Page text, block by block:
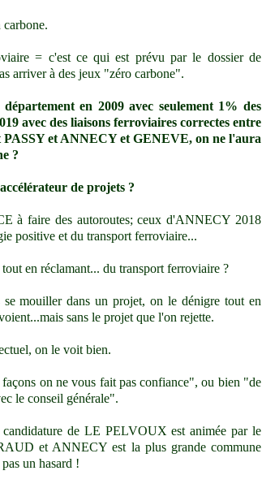
= c'est ce qui est prévu par le dossier de
arriver à des jeux "zéro carbone".
en 2009 avec seulement 1% des
avec des liaisons ferroviaires correctes entre
et ANNECY et GENEVE, on ne l'aura
?
de projets ?
à faire des autoroutes; ceux d'ANNECY 2018
positive et du transport ferroviaire...
en réclamant... du transport ferroviaire ?
mouiller dans un projet, on le dénigre tout en
sans le projet que l'on rejette.
on le voit bien.
on ne vous fait pas confiance", ou bien "de
le conseil générale".
de LE PELVOUX est animée par le
et ANNECY est la plus grande commune
un hasard !